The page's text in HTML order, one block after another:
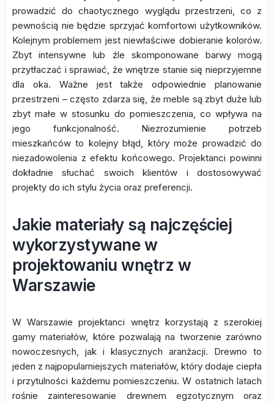
prowadzić do chaotycznego wyglądu przestrzeni, co z
pewnością nie będzie sprzyjać komfortowi użytkowników.
Kolejnym problemem jest niewłaściwe dobieranie kolorów.
Zbyt intensywne lub źle skomponowane barwy mogą
przytłaczać i sprawiać, że wnętrze stanie się nieprzyjemne
dla oka. Ważne jest także odpowiednie planowanie
przestrzeni – często zdarza się, że meble są zbyt duże lub
zbyt małe w stosunku do pomieszczenia, co wpływa na
jego funkcjonalność. Niezrozumienie potrzeb
mieszkańców to kolejny błąd, który może prowadzić do
niezadowolenia z efektu końcowego. Projektanci powinni
dokładnie słuchać swoich klientów i dostosowywać
projekty do ich stylu życia oraz preferencji.
Jakie materiały są najczęściej
wykorzystywane w
projektowaniu wnętrz w
Warszawie
W Warszawie projektanci wnętrz korzystają z szerokiej
gamy materiałów, które pozwalają na tworzenie zarówno
nowoczesnych, jak i klasycznych aranżacji. Drewno to
jeden z najpopularniejszych materiałów, który dodaje ciepła
i przytulności każdemu pomieszczeniu. W ostatnich latach
rośnie zainteresowanie drewnem egzotycznym oraz